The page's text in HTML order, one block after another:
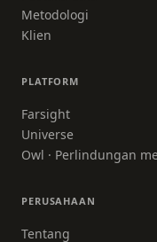
Metodologi
Klien
PLATFORM
Farsight
Universe
Owl · Perlindungan
PERUSAHAAN
Tentang